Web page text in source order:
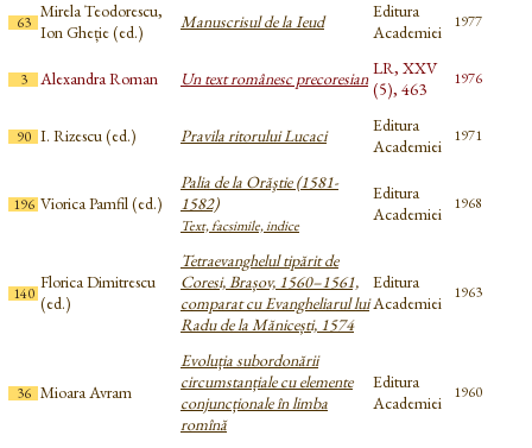
63
Mirela Teodorescu,
Ion Gheție (ed.)
Manuscrisul de la Ieud
Editura
Academiei
1977
3 Alexandra Roman Un text românesc precoresian LR, XXV
(5), 463
1976
90 I. Rizescu (ed.) Pravila ritorului Lucaci
Editura
Academiei
1971
196 Viorica Pamfil (ed.)
Palia de la Orăştie (1581-
1582)
Text, facsimile, indice
Editura
Academiei
1968
140
Florica Dimitrescu
(ed.)
Tetraevanghelul tipărit de
Coresi, Brașov, 1560–1561,
comparat cu Evangheliarul lui
Radu de la Mănicești, 1574
Editura
Academiei
1963
36 Mioara Avram
Evoluția subordonării
circumstanțiale cu elemente
conjuncționale în limba
romînă
Editura
Academiei
1960